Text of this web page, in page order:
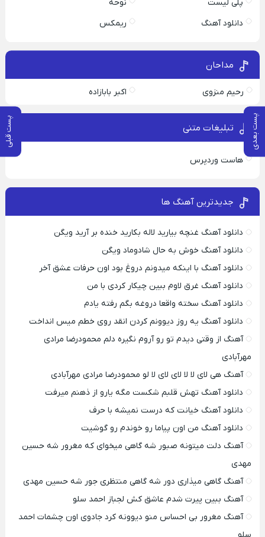
پست بعدی پست قبلی
پلی لیست
نوحه
دانلود آهنگ
ریمکس
مداحان
رحیم منزوی اکبر بابازاده
تبلیغات متنی
هاست وردپرس
جدیدترین آهنگ ها
دانلود آهنگ غنچه بیارید لاله بکارید خنده بر آرید ویگن
دانلود آهنگ خوش به حال شادوماد ویگن
دانلود آهنگ با اینکه میدونم دروغ بود اون حرفات عشق آخر
دانلود آهنگ غرق لاوم ببین چیکار کردی با من
دانلود آهنگ سخته واقعا دروغه بگم رفته یادم
دانلود آهنگ یه روز دیوونم کردن انقد روی خطم میس انداخت
آهنگ از وقتی دیدم تو رو آروم نگیره دلم محمودرضا مرادی
مهرآبادی
آهنگ هی لای لا لا لای لای لا لو محمودرضا مرادی مهرآبادی
دانلود آهنگ تهش قلبم شکست مگه یارو از ذهنم میرفت
دانلود آهنگ خیانت که درست نمیشه با حرف
دانلود آهنگ من اون پیاما رو خوندم رو گوشیت
آهنگ دلت میتونه صبور شه گاهی میخوای که مغرور شه حسین
مهدی
آهنگ گاهی میذاری دور شه گاهی منتظری جور شه حسین مهدی
آهنگ ببین پیرت شدم عاشق کش لجباز احمد سلو
آهنگ مغرور بی احساس منو دیوونه کرد جادوی اون چشمات احمد
سلو